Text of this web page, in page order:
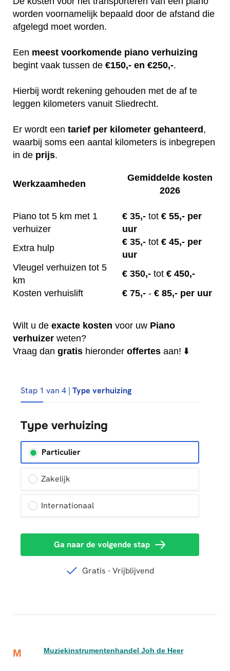
worden voornamelijk bepaald door de afstand die
afgelegd moet worden.
Een meest voorkomende piano verhuizing
begint vaak tussen de €150,- en €250,-.
Hierbij wordt rekening gehouden met de af te
leggen kilometers vanuit Sliedrecht.
Er wordt een tarief per kilometer gehanteerd ,
waarbij soms een aantal kilometers is inbegrepen
in de prijs.
Werkzaamheden
Gemiddelde kosten
2026
Piano tot 5 km met 1
verhuizer
€ 35,- tot € 55,- per
uur
Extra hulp
€ 35,- tot € 45,- per
uur
Vleugel verhuizen tot 5
km
€ 350,- tot € 450,-
Kosten verhuislift
€ 75,- - € 85,- per uur
Wilt u de exacte kosten voor uw Piano
verhuizer weten?
Vraag dan gratis hieronder offertes aan! ⬇️
M Muziekinstrumentenhandel Joh de Heer